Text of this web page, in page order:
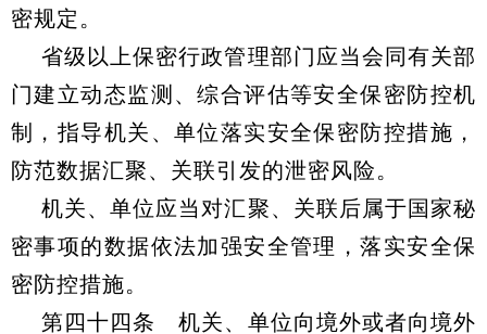
密规定。
省级以上保密行政管理部门应当会同有关部
门建立动态监测、综合评估等安全保密防控机
制，指导机关、单位落实安全保密防控措施，
防范数据汇聚、关联引发的泄密风险。
机关、单位应当对汇聚、关联后属于国家秘
密事项的数据依法加强安全管理，落实安全保
密防控措施。
第四十四条 机关、单位向境外或者向境外